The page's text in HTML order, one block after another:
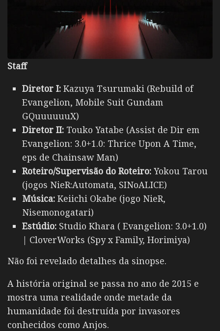
Staff
Diretor I: Kazuya Tsurumaki (Rebuild of
Evangelion, Mobile Suit Gundam
GQuuuuuuX)
Diretor II: Touko Yatabe (Assist de Dir em
Evangelion: 3.0+1.0: Thrice Upon A Time,
eps de Chainsaw Man)
Roteiro/Supervisão do Roteiro: Yokou Tarou
(jogos NieR:Automata, SINoALICE)
Música: Keiichi Okabe (jogo NieR,
Nisemonogatari)
Estúdio: Studio Khara ( Evangelion: 3.0+1.0)
| CloverWorks (Spy x Family, Horimiya)
Não foi revelado detalhes da sinopse.
A história original se passa no ano de 2015 e
mostra uma realidade onde metade da
humanidade foi destruída por invasores
conhecidos como Anjos.